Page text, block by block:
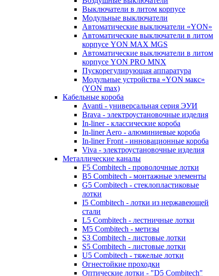
Выключатели в литом корпусе
Модульные выключатели
Автоматические выключатели «YON»
Автоматические выключатели в литом
корпусе YON MAX MGS
Автоматические выключатели в литом
корпусе YON PRO MNX
Пускорегулирующая аппаратура
Модульные устройства «YON макс»
(YON max)
Кабельные короба
Avanti - универсальная серия ЭУИ
Brava - электроустановочные изделия
In-liner - классические короба
In-liner Aero - алюминиевые короба
In-liner Front - инновационные короба
Viva - электроустановочные изделия
Металлические каналы
F5 Combitech - проволочные лотки
B5 Combitech - монтажные элементы
G5 Combitech - стеклопластиковые
лотки
I5 Combitech - лотки из нержавеющей
стали
L5 Combitech - лестничные лотки
M5 Combitech - метизы
S3 Combitech - листовые лотки
S5 Combitech - листовые лотки
U5 Combitech - тяжелые лотки
Огнестойкие проходки
Оптические лотки - "D5 Combitech"